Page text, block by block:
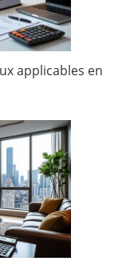
applicables en